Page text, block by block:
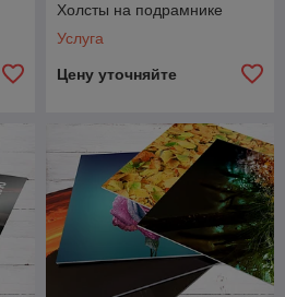
Холсты на подрамнике
Услуга
Цену уточняйте